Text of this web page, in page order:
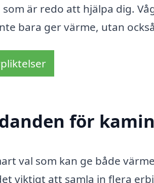
är redo att hjälpa dig.
bara ger värme, utan
för
val som kan ge både
viktigt att samla in flera